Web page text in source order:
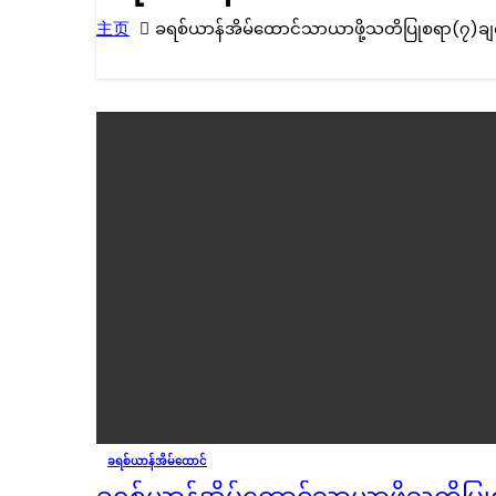
主页 ခရစ်ယာန်အိမ်ထောင်သာယာဖို့သတိပြုစရာ(၇)ခ
ခရစ်ယာန်အိမ်ထောင်